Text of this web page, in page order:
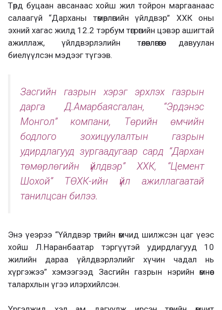
Төрд буцаан авсанаас хойш жил тойрон маргаанаас
салаагүй “Дарханы төмөрлөгийн үйлдвэр” ХХК оны
эхний хагас жилд 12.2 тэрбум төгрөгийн цэвэр ашигтай
ажиллаж, үйлдвэрлэлийн төлөвлөгөөгөө давуулан
биелүүлсэн мэдээг түгээв.
Засгийн газрын хэрэг эрхлэх газрын
дарга Д.Амарбаясгалан, “Эрдэнэс
Монгол” компани, Төрийн өмчийн
бодлого зохицуулалтын газрын
удирдлагууд зургаадугаар сард “Дархан
төмөрлөгийн үйлдвэр” ХХК, “Цемент
Шохой” ТӨХК-ийн үйл ажиллагаатай
танилцсан билээ.
Энэ үеэрээ “Үйлдвэр төрийн өмчид шилжсэн цаг үеэс
хойш Л.Наранбаатар тэргүүтэй удирдлагууд 10
жилийн дараа үйлдвэрлэлийг хүчин чадал нь
хүргэжээ” хэмээгээд Засгийн газрын нэрийн өмнөөс
талархлын үгээ илэрхийлсэн.